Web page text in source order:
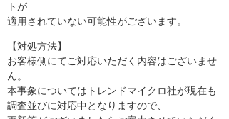
トが
適用されていない可能性がございます。
【対処方法】
お客様側にてご対応いただく内容はございませ
ん。
本事象についてはトレンドマイクロ社が現在も
調査並びに対応中となりますので、